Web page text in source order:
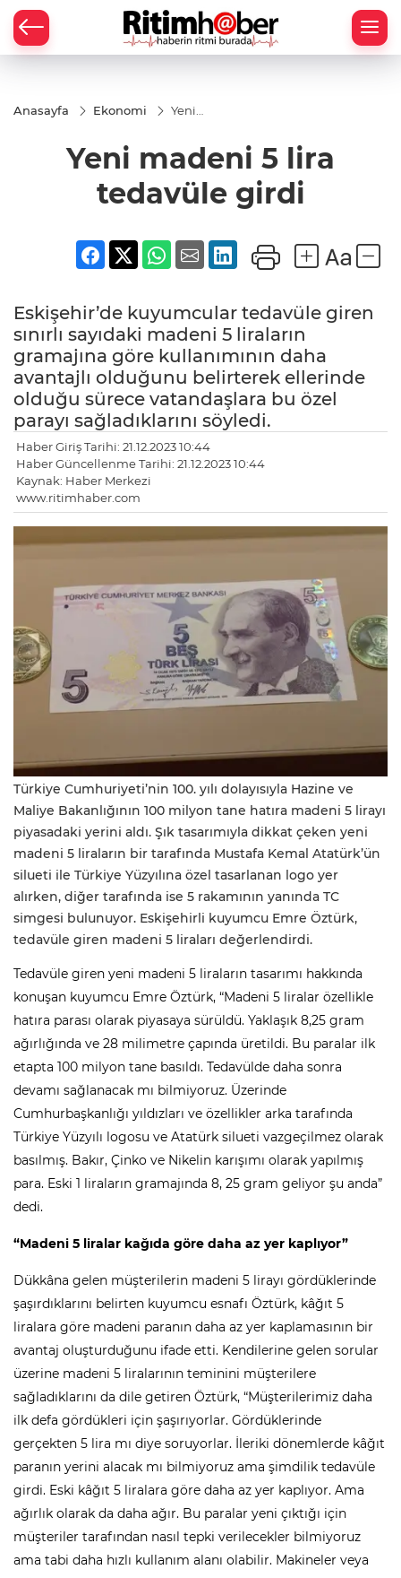
Anasayfa Ekonomi
Yeni
tedavüle
girdi
Yeni madeni 5 lira
tedavüle girdi
Eskişehir’de kuyumcular tedavüle giren
sınırlı sayıdaki madeni 5 liraların
gramajına göre kullanımının daha
avantajlı olduğunu belirterek ellerinde
olduğu sürece vatandaşlara bu özel
parayı sağladıklarını söyledi.
Haber Giriş Tarihi: 21.12.2023 10:44
Haber Güncellenme Tarihi: 21.12.2023 10:44
Kaynak: Haber Merkezi
www.ritimhaber.com
Türkiye Cumhuriyeti’nin 100. yılı dolayısıyla Hazine ve
Maliye Bakanlığının 100 milyon tane hatıra madeni 5 lirayı
piyasadaki yerini aldı. Şık tasarımıyla dikkat çeken yeni
madeni 5 liraların bir tarafında Mustafa Kemal Atatürk’ün
silueti ile Türkiye Yüzyılına özel tasarlanan logo yer
alırken, diğer tarafında ise 5 rakamının yanında TC
simgesi bulunuyor. Eskişehirli kuyumcu Emre Öztürk,
tedavüle giren madeni 5 liraları değerlendirdi.
Tedavüle giren yeni madeni 5 liraların tasarımı hakkında
konuşan kuyumcu Emre Öztürk, “Madeni 5 liralar özellikle
hatıra parası olarak piyasaya sürüldü. Yaklaşık 8,25 gram
ağırlığında ve 28 milimetre çapında üretildi. Bu paralar ilk
etapta 100 milyon tane basıldı. Tedavülde daha sonra
devamı sağlanacak mı bilmiyoruz. Üzerinde
Cumhurbaşkanlığı yıldızları ve özellikler arka tarafında
Türkiye Yüzyılı logosu ve Atatürk silueti vazgeçilmez olarak
basılmış. Bakır, Çinko ve Nikelin karışımı olarak yapılmış
para. Eski 1 liraların gramajında 8, 25 gram geliyor şu anda”
dedi.
“Madeni 5 liralar kağıda göre daha az yer kaplıyor”
Dükkâna gelen müşterilerin madeni 5 lirayı gördüklerinde
şaşırdıklarını belirten kuyumcu esnafı Öztürk, kâğıt 5
liralara göre madeni paranın daha az yer kaplamasının bir
avantaj oluşturduğunu ifade etti. Kendilerine gelen sorular
üzerine madeni 5 liralarının teminini müşterilere
sağladıklarını da dile getiren Öztürk, “Müşterilerimiz daha
ilk defa gördükleri için şaşırıyorlar. Gördüklerinde
gerçekten 5 lira mı diye soruyorlar. İleriki dönemlerde kâğıt
paranın yerini alacak mı bilmiyoruz ama şimdilik tedavüle
girdi. Eski kâğıt 5 liralara göre daha az yer kaplıyor. Ama
ağırlık olarak da daha ağır. Bu paralar yeni çıktığı için
müşteriler tarafından nasıl tepki verilecekler bilmiyoruz
ama tabi daha hızlı kullanım alanı olabilir. Makineler veya